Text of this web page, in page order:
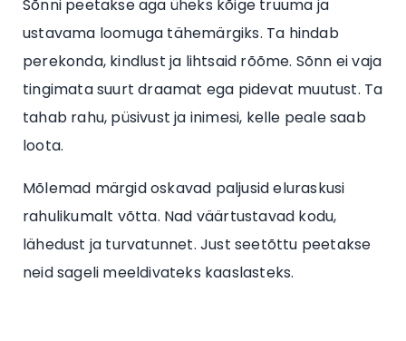
Sõnni peetakse aga üheks kõige truuma ja
ustavama loomuga tähemärgiks. Ta hindab
perekonda, kindlust ja lihtsaid rõõme. Sõnn ei vaja
tingimata suurt draamat ega pidevat muutust. Ta
tahab rahu, püsivust ja inimesi, kelle peale saab
loota.
Mõlemad märgid oskavad paljusid eluraskusi
rahulikumalt võtta. Nad väärtustavad kodu,
lähedust ja turvatunnet. Just seetõttu peetakse
neid sageli meeldivateks kaaslasteks.